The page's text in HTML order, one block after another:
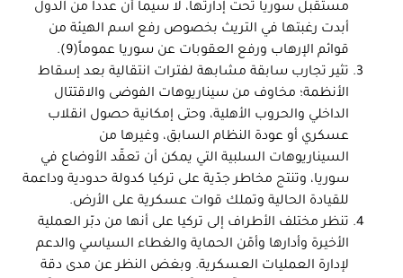
مستقبل سوريا تحت إدارتها، لا سيما أن عدداً من الدول
أبدت رغبتها في التريث بخصوص رفع اسم الهيئة من
قوائم الإرهاب ورفع العقوبات عن سوريا عموماً(9).
تثير تجارب سابقة مشابهة لفترات انتقالية بعد إسقاط
الأنظمة؛ مخاوف من سيناريوهات الفوضى والاقتتال
الداخلي والحروب الأهلية، وحتى إمكانية حصول انقلاب
عسكري أو عودة النظام السابق، وغيرها من
السيناريوهات السلبية التي يمكن أن تعقّد الأوضاع في
سوريا، وتنتج مخاطر جدّية على تركيا كدولة حدودية وداعمة
للقيادة الحالية وتملك قوات عسكرية على الأرض.
تنظر مختلف الأطراف إلى تركيا على أنها من دبّر العملية
الأخيرة وأدارها وأمّن الحماية والغطاء السياسي والدعم
لإدارة العمليات العسكرية. وبغض النظر عن مدى دقة